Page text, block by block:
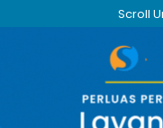
Scroll